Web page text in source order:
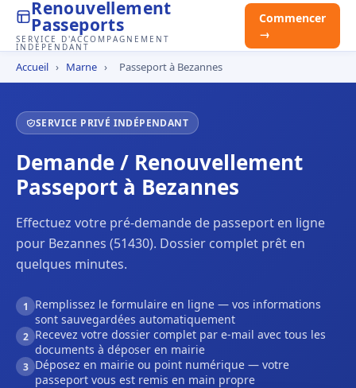
Renouvellement
Passeports
SERVICE D'ACCOMPAGNEMENT
INDÉPENDANT
Commencer
→
Accueil › Marne › Passeport à Bezannes
SERVICE PRIVÉ INDÉPENDANT
Demande / Renouvellement
Passeport à Bezannes
Effectuez votre pré-demande de passeport en ligne
pour Bezannes (51430). Dossier complet prêt en
quelques minutes.
1
Remplissez le formulaire en ligne — vos informations
sont sauvegardées automatiquement
2 Recevez votre dossier complet par e-mail avec tous les
documents à déposer en mairie
3 Déposez en mairie ou point numérique — votre
passeport vous est remis en main propre